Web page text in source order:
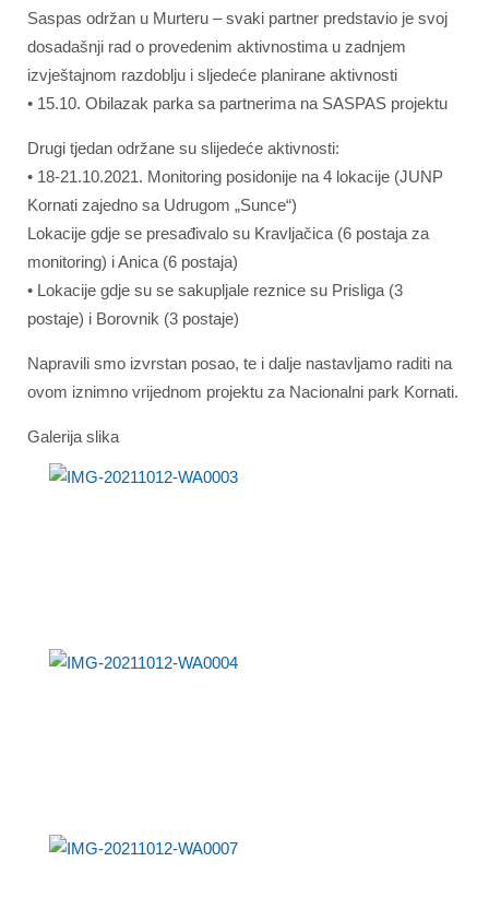
Saspas održan u Murteru – svaki partner predstavio je svoj
dosadašnji rad o provedenim aktivnostima u zadnjem
izvještajnom razdoblju i sljedeće planirane aktivnosti
• 15.10. Obilazak parka sa partnerima na SASPAS projektu
Drugi tjedan održane su slijedeće aktivnosti:
• 18-21.10.2021. Monitoring posidonije na 4 lokacije (JUNP
Kornati zajedno sa Udrugom „Sunce“)
Lokacije gdje se presađivalo su Kravljačica (6 postaja za
monitoring) i Anica (6 postaja)
• Lokacije gdje su se sakupljale reznice su Prisliga (3
postaje) i Borovnik (3 postaje)
Napravili smo izvrstan posao, te i dalje nastavljamo raditi na
ovom iznimno vrijednom projektu za Nacionalni park Kornati.
Galerija slika